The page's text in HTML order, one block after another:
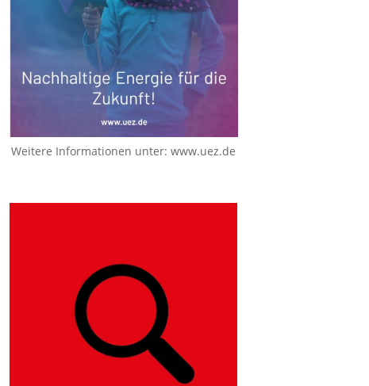
Weitere Informationen unter:www.uez.de